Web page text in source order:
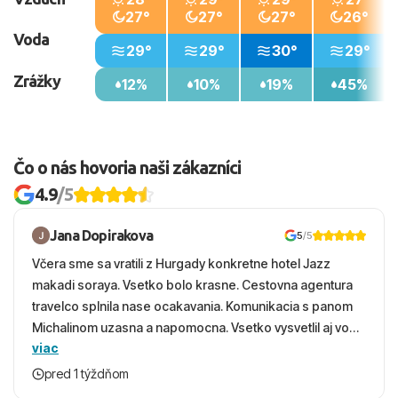
Voda
Zrážky
27°
29°
12%
27°
29°
10%
27°
30°
19%
26°
29°
45%
Čo o nás hovoria naši zákazníci
4.9/5
Jana Dopirakova 5/5
Včera sme sa vratili z Hurgady konkretne hotel Jazz
makadi soraya. Vsetko bolo krasne. Cestovna agentura
travelco splnila nase ocakavania. Komunikacia s panom
Michalinom uzasna a napomocna. Vsetko vysvetlil aj vo
vecernych hodinach zaco sa ospravedlnujem. Hotel
krasny, cisty. Sluzby top. Strava, prostredie, more,
viac
pred 1 týždňom